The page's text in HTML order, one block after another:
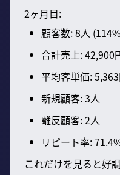
2ヶ月目:
顧客数: 8人
合計売上: 42,900
平均客単価:
新規顧客: 3人
離反顧客: 2人
リピート率:
これだけを見ると好